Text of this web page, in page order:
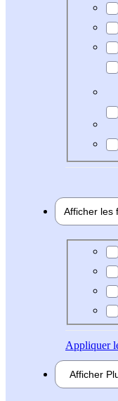
Afficher les
Appliquer
Afficher